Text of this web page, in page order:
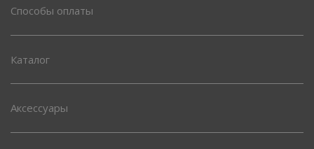
Способы оплаты
Каталог
Аксессуары